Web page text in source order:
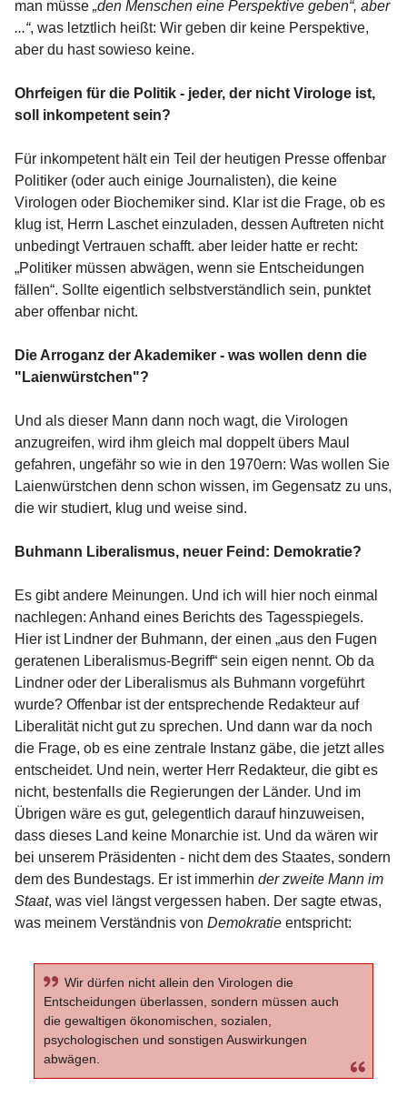
man müsse „den Menschen eine Perspektive geben“, aber
...“, was letztlich heißt: Wir geben dir keine Perspektive,
aber du hast sowieso keine.
Ohrfeigen für die Politik - jeder, der nicht Virologe ist,
soll inkompetent sein?
Für inkompetent hält ein Teil der heutigen Presse offenbar
Politiker (oder auch einige Journalisten), die keine
Virologen oder Biochemiker sind. Klar ist die Frage, ob es
klug ist, Herrn Laschet einzuladen, dessen Auftreten nicht
unbedingt Vertrauen schafft. aber leider hatte er recht:
„Politiker müssen abwägen, wenn sie Entscheidungen
fällen“. Sollte eigentlich selbstverständlich sein, punktet
aber offenbar nicht.
Die Arroganz der Akademiker - was wollen denn die
"Laienwürstchen"?
Und als dieser Mann dann noch wagt, die Virologen
anzugreifen, wird ihm gleich mal doppelt übers Maul
gefahren, ungefähr so wie in den 1970ern: Was wollen Sie
Laienwürstchen denn schon wissen, im Gegensatz zu uns,
die wir studiert, klug und weise sind.
Buhmann Liberalismus, neuer Feind: Demokratie?
Es gibt andere Meinungen. Und ich will hier noch einmal
nachlegen: Anhand eines Berichts des Tagesspiegels.
Hier ist Lindner der Buhmann, der einen „aus den Fugen
geratenen Liberalismus-Begriff“ sein eigen nennt. Ob da
Lindner oder der Liberalismus als Buhmann vorgeführt
wurde? Offenbar ist der entsprechende Redakteur auf
Liberalität nicht gut zu sprechen. Und dann war da noch
die Frage, ob es eine zentrale Instanz gäbe, die jetzt alles
entscheidet. Und nein, werter Herr Redakteur, die gibt es
nicht, bestenfalls die Regierungen der Länder. Und im
Übrigen wäre es gut, gelegentlich darauf hinzuweisen,
dass dieses Land keine Monarchie ist. Und da wären wir
bei unserem Präsidenten - nicht dem des Staates, sondern
dem des Bundestags. Er ist immerhin der zweite Mann im
Staat, was viel längst vergessen haben. Der sagte etwas,
was meinem Verständnis von Demokratie entspricht:
Wir dürfen nicht allein den Virologen die
Entscheidungen überlassen, sondern müssen auch
die gewaltigen ökonomischen, sozialen,
psychologischen und sonstigen Auswirkungen
abwägen.